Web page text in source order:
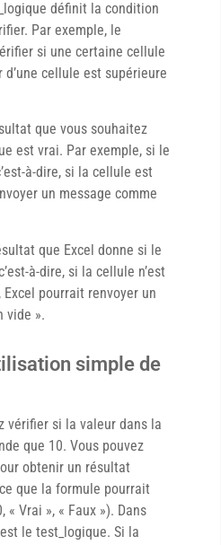
définit la condition
Par exemple, le
si une certaine cellule
cellule est supérieure
que vous souhaitez
est vrai. Par exemple, si le
à-dire, si la cellule est
un message comme
que Excel donne si le
à-dire, si la cellule n’est
Excel pourrait renvoyer un
vide ».
simple de
vérifier si la valeur dans la
que 10. Vous pouvez
obtenir un résultat
que la formule pourrait
« Vrai », « Faux »). Dans
le test_logique. Si la